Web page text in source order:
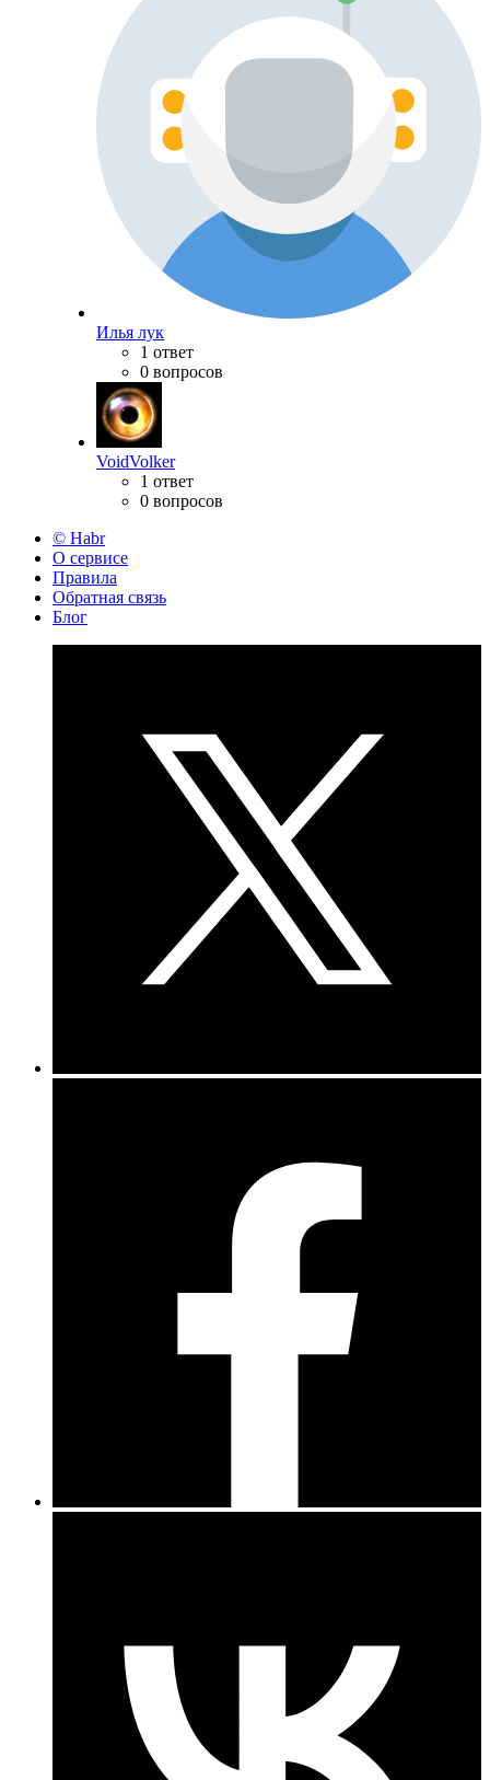
Илья лук
1 ответ
0 вопросов
VoidVolker
1 ответ
0 вопросов
© Habr
О сервисе
Правила
Обратная связь
Блог